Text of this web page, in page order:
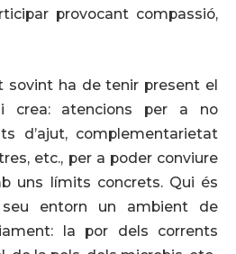
provocant compassió,
sovint ha de tenir present el
crea: atencions per a no
d’ajut, complementarietat
etc., per a poder conviure
uns límits concrets. Qui és
entorn un ambient de
la por dels corrents